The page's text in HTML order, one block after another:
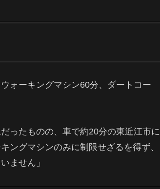
ォーキングマシン60分、ダートコー
ったものの、車で約20分の東近江市に
ングマシンのみに制限せざるを得ず、
ません」